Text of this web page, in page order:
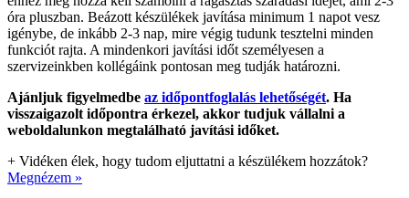
óra pluszban. Beázott készülékek javítása minimum 1 napot vesz
igénybe, de inkább 2-3 nap, mire végig tudunk tesztelni minden
funkciót rajta. A mindenkori javítási időt személyesen a
szervizeinkben kollégáink pontosan meg tudják határozni.
Ajánljuk figyelmedbe az időpontfoglalás lehetőségét. Ha
visszaigazolt időpontra érkezel, akkor tudjuk vállalni a
weboldalunkon megtalálható javítási időket.
+ Vidéken élek, hogy tudom eljuttatni a készülékem hozzátok?
Megnézem »